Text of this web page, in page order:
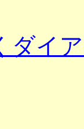
ダイ